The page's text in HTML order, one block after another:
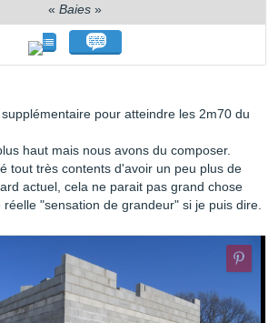
« Baies »
supplémentaire pour atteindre les 2m70 du
haut mais nous avons du composer.
tout très contents d'avoir un peu plus de
actuel, cela ne parait pas grand chose
"sensation de grandeur" si je puis dire.